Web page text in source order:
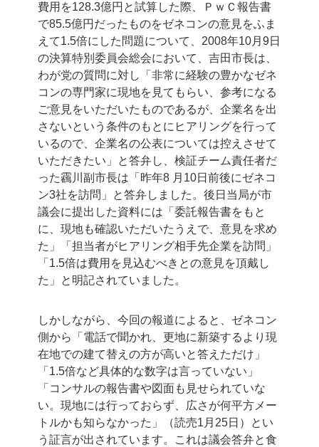
費用を128.3億円と試算した際、ＰｗＣ報告書
で85.5億円だったものをゼネコンの意見をふま
えて1.5倍にした問題について、2008年10月9日
の決算特別委員会総会において、吉田市長は、
わが党の質問に対し「非常に経験の豊かなゼネ
コンの専門家に現地を見てもらい、参考になる
ご意見をいただいたものであるが、企業名を出
さないという条件のもとにヒアリングを行って
いるので、企業名の公表については控えさせて
いただきたい」と答弁し、検証チーム責任者だ
った靏川副市長は「昨年8 月10日前後にゼネコ
ン3社を訪問」と答弁しました。後日当局が市
議会に提出した資料には「委託報告書をもと
に、現地も確認いただいたうえで、意見を求め
た」「担当者がヒアリング相手先企業を訪問」
「1.5倍は費用を見込むべきとの意見を頂戴し
た」と明記されていました。
しかしながら、今回の報道によると、ゼネコン
側から「電話で聞かれ、更地に新築するより現
在地での建て替えの方が高いと答えただけ」
「1.5倍など具体的な数字は言っていない」
「コンサルの報告書や図面も見せられていな
い。現地には行っておらず、広さが何平方メー
トルかも知らなかった」（読売1月25日）とい
う証言が出されています。これは議会答弁と食